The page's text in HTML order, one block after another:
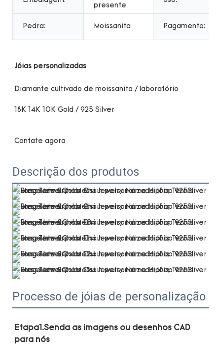
presente
Pedra: Moissanita Pagamento:
Descrição dos produtos
Processo de jóias de personalização
Etapa1.Senda as imagens ou desenhos CAD